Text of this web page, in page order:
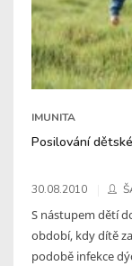
IMUNITA
Posilování
30.08.2010
S nástupem dětí
období, kdy dítě
podobě infekce